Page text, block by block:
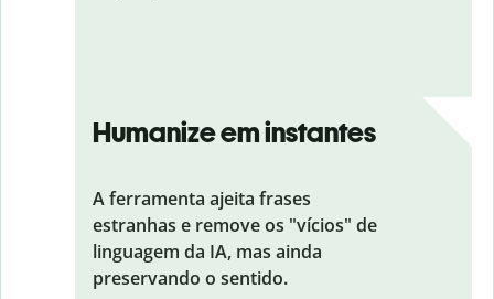
Humanize em instantes
A ferramenta ajeita frases
estranhas e remove os "vícios" de
linguagem da IA, mas ainda
preservando o sentido.